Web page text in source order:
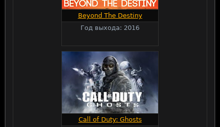
Beyond The Destiny
Год выхода: 2016
Call of Duty: Ghosts